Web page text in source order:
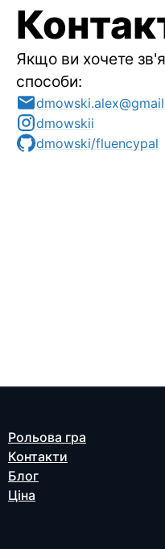
Якщо ви хочете
способи:
dmowskii
dmowski/fluencypal
Рольова гра
Контакти
Блог
Ціна